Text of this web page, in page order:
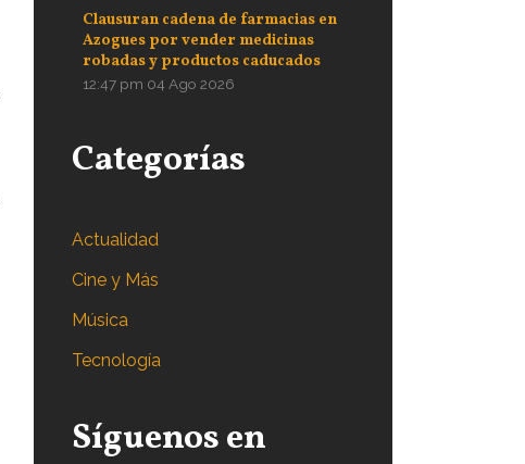
Clausuran cadena de farmacias en
Azogues por vender medicinas
robadas y productos caducados
12:47 pm 04 Ago 2026
Categorías
Actualidad
Cine y Más
Música
Tecnología
Síguenos en